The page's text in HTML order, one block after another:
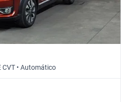
CVT • Automático